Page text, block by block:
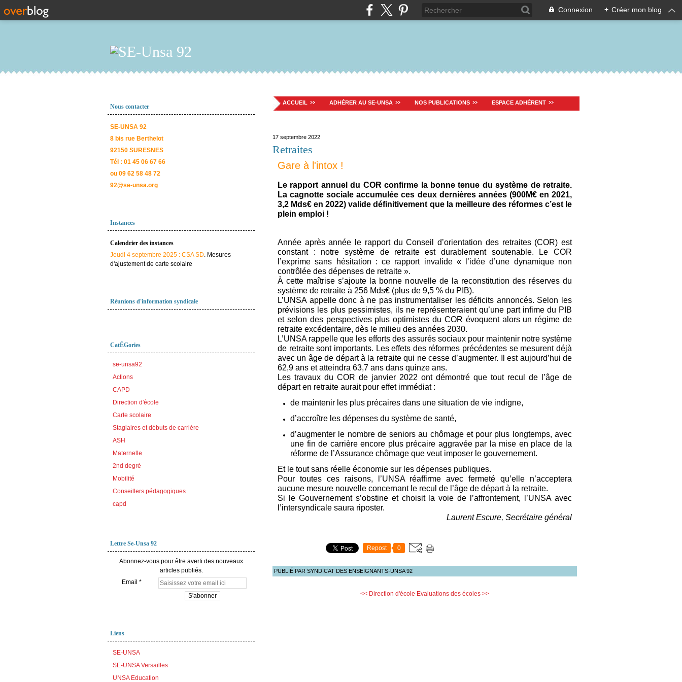
Connexion + Créer mon blog
Nous contacter
SE-UNSA 92
8 bis rue Berthelot
92150 SURESNES
Tél : 01 45 06 67 66
ou 09 62 58 48 72
92@se-unsa.org
Instances
Calendrier des instances
Jeudi 4 septembre 2025 : CSA SD. Mesures
d'ajustement de carte scolaire
Réunions d'information syndicale
CatÉGories
se-unsa92
Actions
CAPD
Direction d'école
Carte scolaire
Stagiaires et débuts de carrière
ASH
Maternelle
2nd degré
Mobilité
Conseillers pédagogiques
capd
Lettre Se-Unsa 92
Abonnez-vous pour être averti des nouveaux
articles publiés.
Email
Liens
SE-UNSA
SE-UNSA Versailles
UNSA Education
ACCUEIL ADHÉRER AU SE-UNSA NOS PUBLICATIONS ESPACE ADHÉRENT
17 septembre 2022
Retraites
Gare à l'intox !
Le rapport annuel du COR confirme la bonne tenue du système de retraite.
La cagnotte sociale accumulée ces deux dernières années (900M€ en 2021,
3,2 Mds€ en 2022) valide définitivement que la meilleure des réformes c’est le
plein emploi !
Année après année le rapport du Conseil d’orientation des retraites (COR) est
constant : notre système de retraite est durablement soutenable. Le COR
l’exprime sans hésitation : ce rapport invalide « l’idée d’une dynamique non
contrôlée des dépenses de retraite ».
À cette maîtrise s’ajoute la bonne nouvelle de la reconstitution des réserves du
système de retraite à 256 Mds€ (plus de 9,5 % du PIB).
L’UNSA appelle donc à ne pas instrumentaliser les déficits annoncés. Selon les
prévisions les plus pessimistes, ils ne représenteraient qu’une part infime du PIB
et selon des perspectives plus optimistes du COR évoquent alors un régime de
retraite excédentaire, dès le milieu des années 2030.
L’UNSA rappelle que les efforts des assurés sociaux pour maintenir notre système
de retraite sont importants. Les effets des réformes précédentes se mesurent déjà
avec un âge de départ à la retraite qui ne cesse d’augmenter. Il est aujourd’hui de
62,9 ans et atteindra 63,7 ans dans quinze ans.
Les travaux du COR de janvier 2022 ont démontré que tout recul de l’âge de
départ en retraite aurait pour effet immédiat :
de maintenir les plus précaires dans une situation de vie indigne,
d’accroître les dépenses du système de santé,
d’augmenter le nombre de seniors au chômage et pour plus longtemps, avec
une fin de carrière encore plus précaire aggravée par la mise en place de la
réforme de l’Assurance chômage que veut imposer le gouvernement.
Et le tout sans réelle économie sur les dépenses publiques.
Pour toutes ces raisons, l’UNSA réaffirme avec fermeté qu’elle n’acceptera
aucune mesure nouvelle concernant le recul de l’âge de départ à la retraite.
Si le Gouvernement s’obstine et choisit la voie de l’affrontement, l’UNSA avec
l’intersyndicale saura riposter.
Laurent Escure, Secrétaire général
Repost 0
PUBLIÉ PAR SYNDICAT DES ENSEIGNANTS-UNSA 92
<< Direction d'école Evaluations des écoles >>